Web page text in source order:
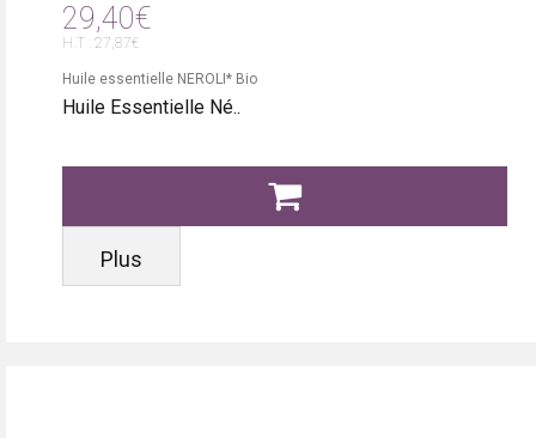
29,40€
H.T : 27,87€
Huile essentielle NEROLI* Bio
Huile Essentielle Né..
Plus